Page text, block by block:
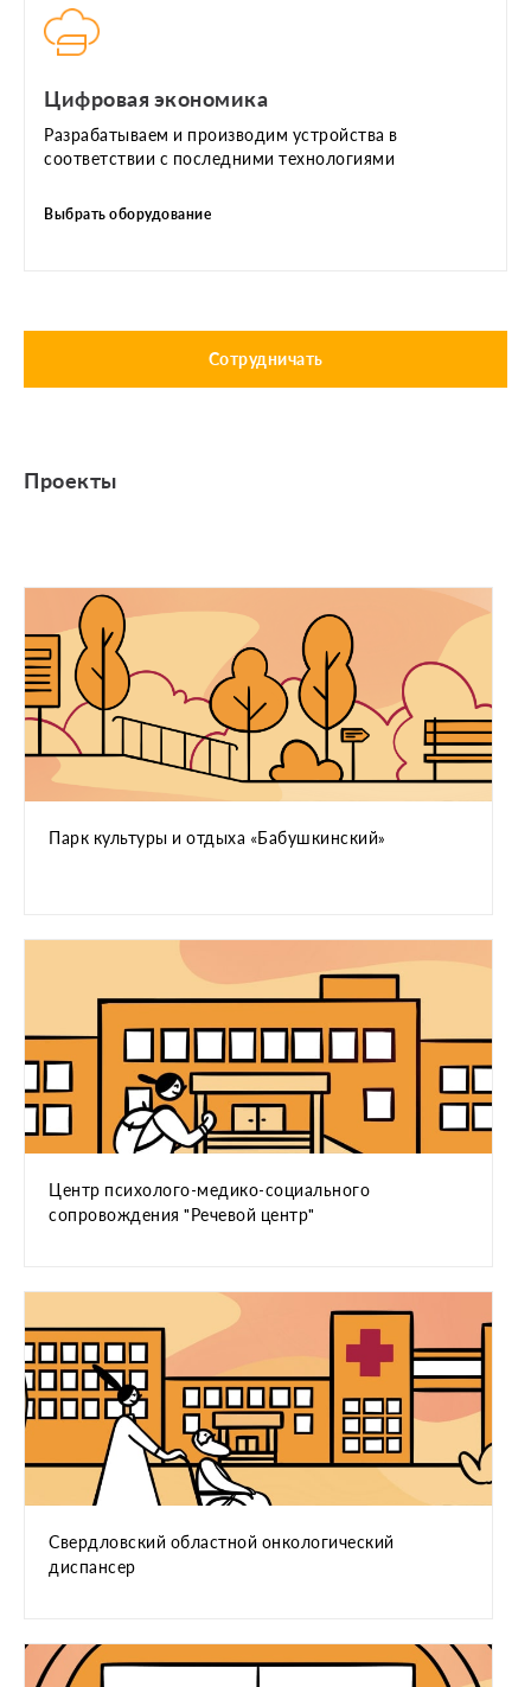
Цифровая экономика
Разрабатываем и производим устройства в
соответствии с последними технологиями
Выбрать оборудование
Сотрудничать
Проекты
Парк культуры и отдыха «Бабушкинский»
Центр психолого-медико-социального
сопровождения "Речевой центр"
Свердловский областной онкологический
диспансер